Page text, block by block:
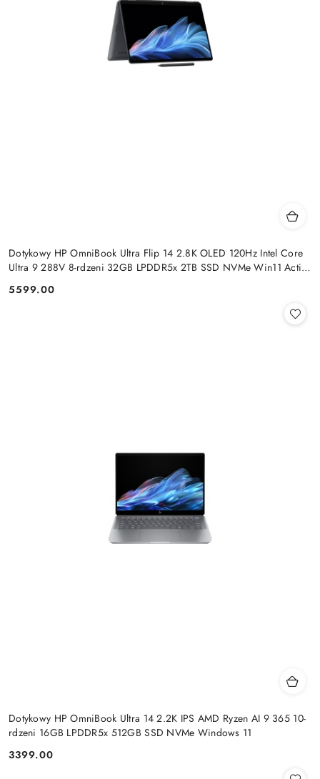
Dotykowy HP OmniBook Ultra Flip 14 2.8K OLED 120Hz Intel Core
Ultra 9 288V 8-rdzeni 32GB LPDDR5x 2TB SSD NVMe Win11 Active
Cena:
5599.00
Dotykowy HP OmniBook Ultra 14 2.2K IPS AMD Ryzen AI 9 365 10-
rdzeni 16GB LPDDR5x 512GB SSD NVMe Windows 11
Cena:
3399.00